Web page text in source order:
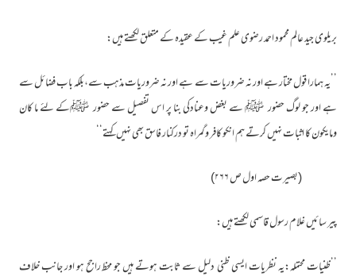
بریلوی جید عالم محمود احمد رضوی علم غیب کے عقیدہ کے متعلق لکھتے ہیں:
’’یہ ہمارا قول مختار ہے اور نہ ضروریات سے ہے اور نہ ضروریات مذہب سے،بلکہ باب فضائل سے
ہے اور جو لوگ حضور ﷺ سے بغض وعنادکی بنا پر اس تفصیل سے حضور ﷺکے لئے ما کان
ومایکون کا اثبات نہیں کرتے ہم انکو کافر وگمراہ تو درکنار فاسق بھی نہیں کہتے‘‘
(بصیرت حصہ اول ص ۲۶۶)
پیر سائیں غلام رسول قاسمی لکھتے ہیں:
’’ظنیات محتملہ:یہ نظریات ایسی ظنی دلیل سے ثابت ہوتے ہیں جو محظ راجح ہو اور جانب خلاف